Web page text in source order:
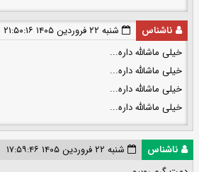
ناشناس
شنبه ۲۲ فروردین ۱۴۰۵ ۲۱:۵۰:۱۶
خیلی ماشالله داره...
خیلی ماشالله داره...
خیلی ماشالله داره...
خیلی ماشالله داره...
ناشناس
شنبه ۲۲ فروردین ۱۴۰۵ ۱۷:۵۹:۴۶